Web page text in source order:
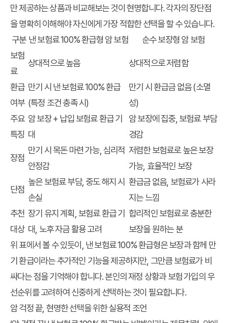
만 제공하는 상품과 비교해보는 것이 현명합니다. 각자의 장단점
을 명확히 이해해야 자신에게 가장 적합한 선택을 할 수 있습니다.
구분 낸 보험료 100% 환급형 암 보험
순수 보장형 암 보험
보험
료
상대적으로 높음 상대적으로 저렴함
환급
여부
만기 시 낸 보험료 100% 환급
(특정 조건 충족 시)
만기 시 환급금 없음 (소멸
성)
주요
특징
암 보장 + 납입 보험료 환급 기
대
암 보장에 집중, 보험료 부담
경감
장점
만기 시 목돈 마련 가능, 심리적
안정감
저렴한 보험료로 높은 보장
가능, 효율적인 보장
단점
높은 보험료 부담, 중도 해지 시
손실
환급금 없음, 보험료가 사라
지는 느낌
추천
대상
장기 유지 계획, 보험료 환급 기
대, 노후 자금 활용 고려
합리적인 보험료로 충분한
보장을 원하는 분
위 표에서 볼 수 있듯이, 낸 보험료 100% 환급형은 보장과 함께 만
기 환급이라는 추가적인 기능을 제공하지만, 그만큼 보험료가 비
싸다는 점을 기억해야 합니다. 본인의 재정 상황과 보험 가입의 우
선순위를 고려하여 신중하게 선택하는 것이 필요합니다.
암 걱정 끝, 현명한 선택을 위한 실용적 조언